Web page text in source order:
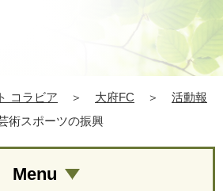
コラビア ＞ 大府FC ＞
活動報
術スポーツの振興
Menu